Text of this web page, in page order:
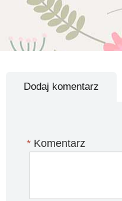
Dodaj komentarz
Komentarz
*